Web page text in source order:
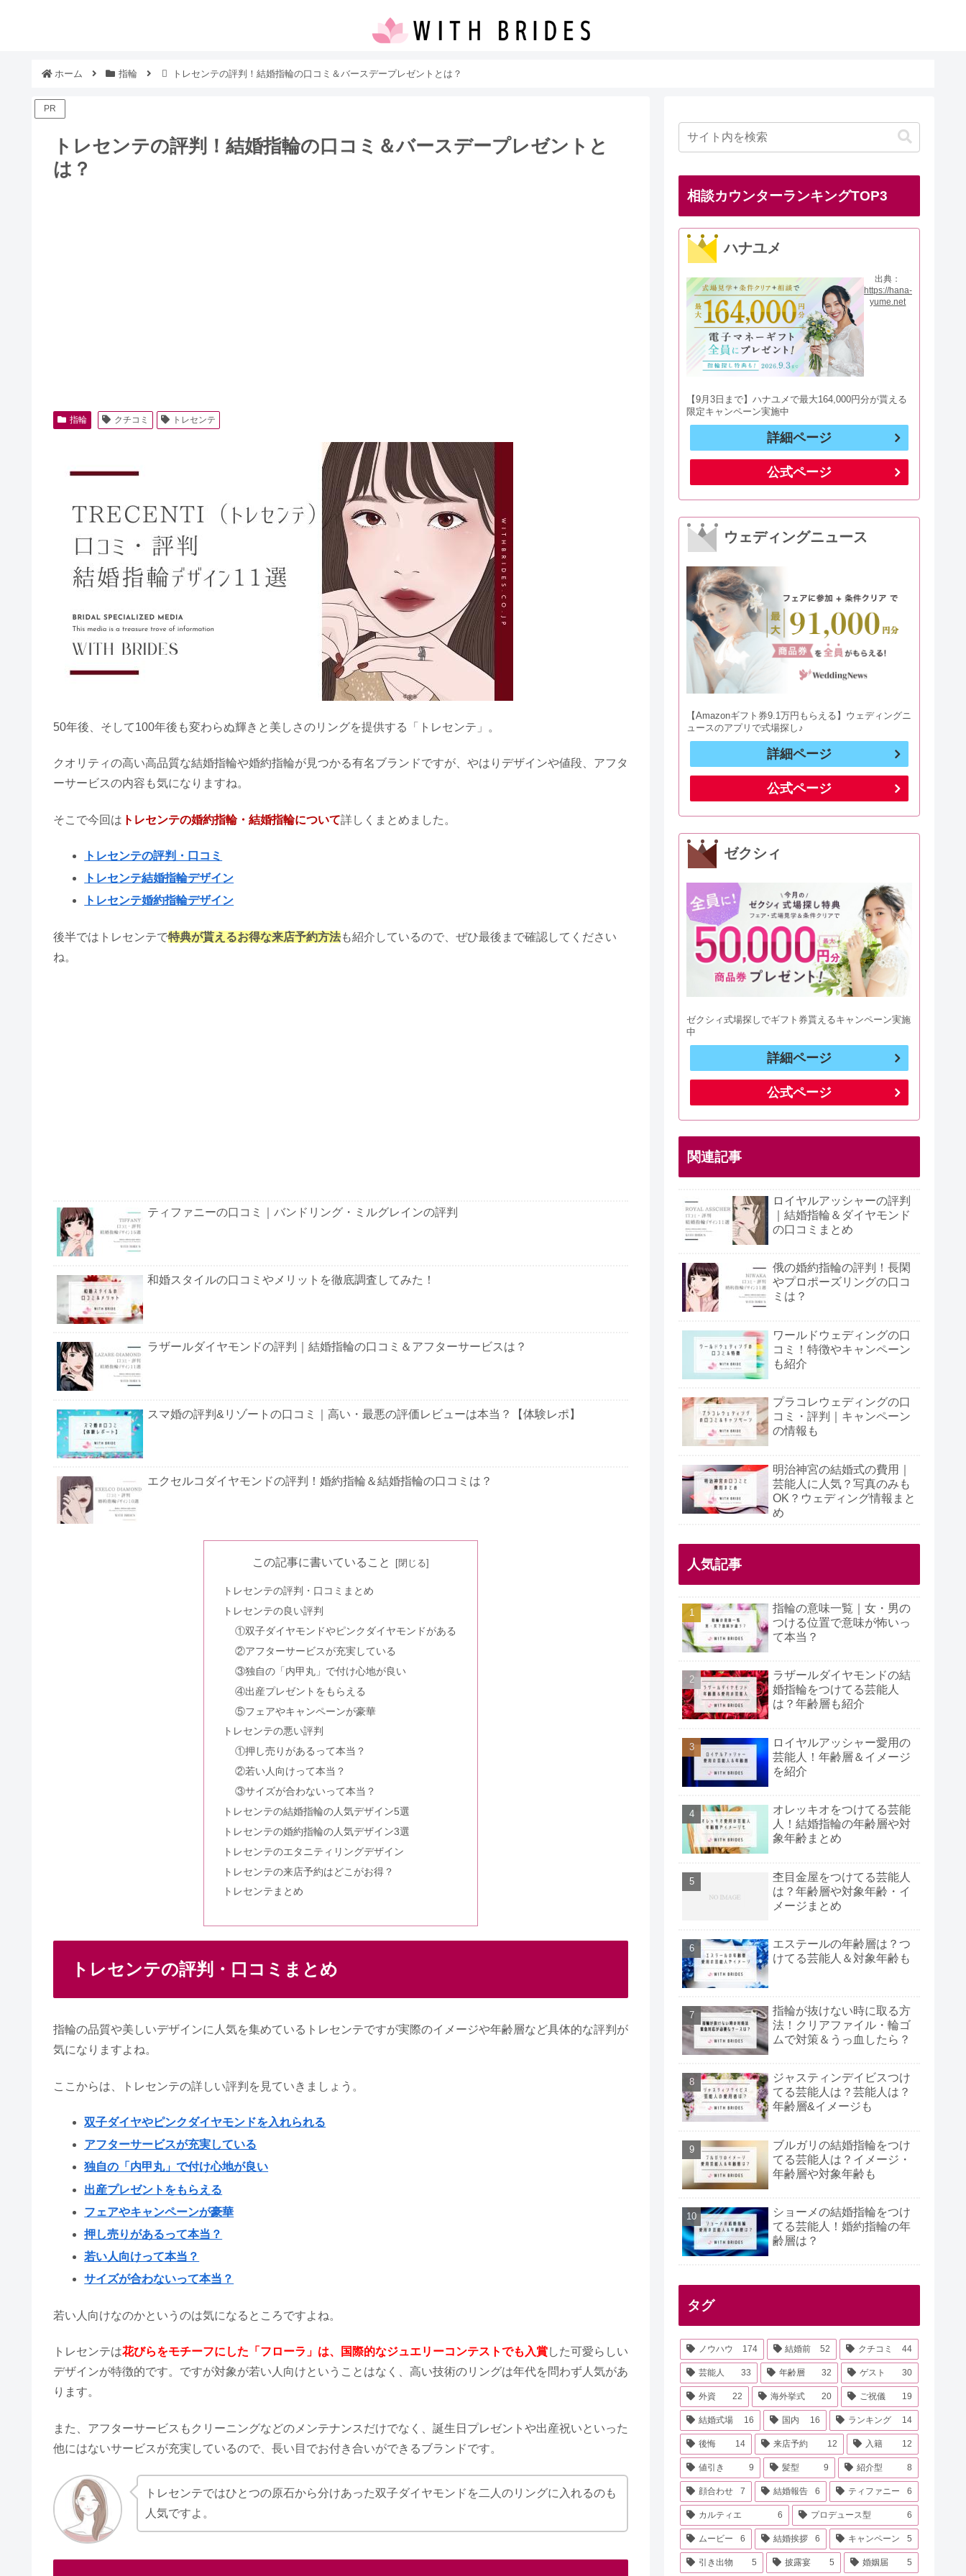
ホーム 指輪 トレセンテの評判！結婚指輪の口コミ＆バースデープレゼントとは？
PR
トレセンテの評判！結婚指輪の口コミ＆バースデープレゼントと
は？
指輪 クチコミ トレセンテ
50年後、そして100年後も変わらぬ輝きと美しさのリングを提供する「トレセンテ」。
クオリティの高い高品質な結婚指輪や婚約指輪が見つかる有名ブランドですが、やはりデザインや値段、アフタ
ーサービスの内容も気になりますね。
そこで今回は トレセンテの婚約指輪・結婚指輪について詳しくまとめました。
トレセンテの評判・口コミ
トレセンテ結婚指輪デザイン
トレセンテ婚約指輪デザイン
後半ではトレセンテで特典が貰えるお得な来店予約方法も紹介しているので、ぜひ最後まで確認してください
ね。
ティファニーの口コミ｜バンドリング・ミルグレインの評判
和婚スタイルの口コミやメリットを徹底調査してみた！
ラザールダイヤモンドの評判｜結婚指輪の口コミ＆アフターサービスは？
スマ婚の評判&リゾートの口コミ｜高い・最悪の評価レビューは本当？【体験レポ】
エクセルコダイヤモンドの評判！婚約指輪＆結婚指輪の口コミは？
銀座ダイヤモンドシライシの評判｜結婚指輪の口コミ＆婚約指輪の品質は高い？
ヴァンドーム青山の結婚指輪の評判！婚約指輪やエタニティは？
アイプリモの評判！結婚指輪・婚約指輪のイメージは？品質の口コミまとめ
トレセンテをつけてる芸能人はいるの？年齢層＆対象年齢も
ショーメの婚約指輪の評判＆値段！結婚指輪の口コミは？
楽婚の口コミ！ひどいって評判は本当？キャンペーンの詳細まとめ
カルティエの評判｜結婚指輪や接客の口コミまとめ
結婚指輪ダイヤあり・なしで後悔するのは？ダイヤ3つの意味やおすすめ6選も
ブルガリの婚約指輪の値段・評判は？結婚指輪の口コミまとめ
八芳園の結婚式の費用｜芸能人に人気&料理が美味しい等ブライダル情報も調査
この記事に書いていること
トレセンテの評判・口コミまとめ
トレセンテの良い評判
①双子ダイヤモンドやピンクダイヤモンドがある
②アフターサービスが充実している
③独自の「内甲丸」で付け心地が良い
④出産プレゼントをもらえる
⑤フェアやキャンペーンが豪華
トレセンテの悪い評判
①押し売りがあるって本当？
②若い人向けって本当？
③サイズが合わないって本当？
トレセンテの結婚指輪の人気デザイン5選
トレセンテの婚約指輪の人気デザイン3選
トレセンテのエタニティリングデザイン
トレセンテの来店予約はどこがお得？
トレセンテまとめ
トレセンテの評判・口コミまとめ
指輪の品質や美しいデザインに人気を集めているトレセンテですが実際のイメージや年齢層など具体的な評判が
気になりますよね。
ここからは、トレセンテの詳しい評判を見ていきましょう。
双子ダイヤやピンクダイヤモンドを入れられる
アフターサービスが充実している
独自の「内甲丸」で付け心地が良い
出産プレゼントをもらえる
フェアやキャンペーンが豪華
押し売りがあるって本当？
若い人向けって本当？
サイズが合わないって本当？
若い人向けなのかというのは気になるところですよね。
トレセンテは花びらをモチーフにした「フローラ」は、国際的なジュエリーコンテストでも入賞した可愛らしい
デザインが特徴的です。ですが対象が若い人向けということはなく、高い技術のリングは年代を問わず人気があ
ります。
また、アフターサービスもクリーニングなどのメンテナンスだけでなく、誕生日プレゼントや出産祝いといった
他にはないサービスが充実しているので、長い目でお付き合いができるブランドです。
トレセンテではひとつの原石から分けあった双子ダイヤモンドを二人のリングに入れるのも
人気ですよ。
相談カウンターランキングTOP3
ハナユメ
出典：
https://hana-
yume.net
【9月3日まで】ハナユメで最大164,000円分が貰える
限定キャンペーン実施中
詳細ページ
公式ページ
ウェディングニュース
【Amazonギフト券9.1万円もらえる】ウェディングニ
ュースのアプリで式場探し♪
詳細ページ
公式ページ
ゼクシィ
ゼクシィ式場探しでギフト券貰えるキャンペーン実施
中
詳細ページ
公式ページ
関連記事
ロイヤルアッシャーの評判
｜結婚指輪＆ダイヤモンド
の口コミまとめ
俄の婚約指輪の評判！長閑
やプロポーズリングの口コ
ミは？
ワールドウェディングの口
コミ！特徴やキャンペーン
も紹介
プラコレウェディングの口
コミ・評判｜キャンペーン
の情報も
明治神宮の結婚式の費用｜
芸能人に人気？写真のみも
OK？ウェディング情報まと
め
人気記事
指輪の意味一覧｜女・男の
つける位置で意味が怖いっ
て本当？
ラザールダイヤモンドの結
婚指輪をつけてる芸能人
は？年齢層も紹介
ロイヤルアッシャー愛用の
芸能人！年齢層＆イメージ
を紹介
オレッキオをつけてる芸能
人！結婚指輪の年齢層や対
象年齢まとめ
杢目金屋をつけてる芸能人
は？年齢層や対象年齢・イ
メージまとめ
エステールの年齢層は？つ
けてる芸能人＆対象年齢も
指輪が抜けない時に取る方
法！クリアファイル・輪ゴ
ムで対策＆うっ血したら？
ジャスティンデイビスつけ
てる芸能人は？芸能人は？
年齢層&イメージも
ブルガリの結婚指輪をつけ
てる芸能人は？イメージ・
年齢層や対象年齢も
ショーメの結婚指輪をつけ
てる芸能人！婚約指輪の年
齢層は？
タグ
ノウハウ 174 結婚前 52 クチコミ 44
芸能人 33 年齢層 32 ゲスト 30
外資 22 海外挙式 20 ご祝儀 19
結婚式場 16 国内 16 ランキング 14
後悔 14 来店予約 12 入籍 12
値引き 9 髪型 9 紹介型 8
顔合わせ 7 結婚報告 6 ティファニー 6
カルティエ 6 プロデュース型 6
ムービー 6 結婚挨拶 6 キャンペーン 5
引き出物 5 披露宴 5 婚姻届 5